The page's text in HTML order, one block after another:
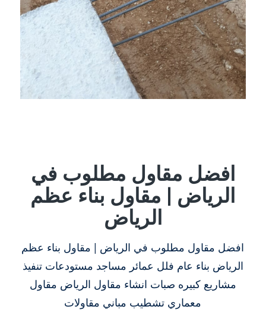
افضل مقاول مطلوب في
الرياض | مقاول بناء عظم
الرياض
افضل مقاول مطلوب في الرياض | مقاول بناء عظم
الرياض بناء عام فلل عمائر مساجد مستودعات تنفيذ
مشاريع كبيره صبات انشاء مقاول الرياض مقاول
معماري تشطيب مباني مقاولات